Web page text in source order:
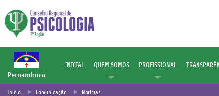
Pernambuco
INICIAL QUEM SOMOS PROFISSIONAL
Início Comunicação Notícias